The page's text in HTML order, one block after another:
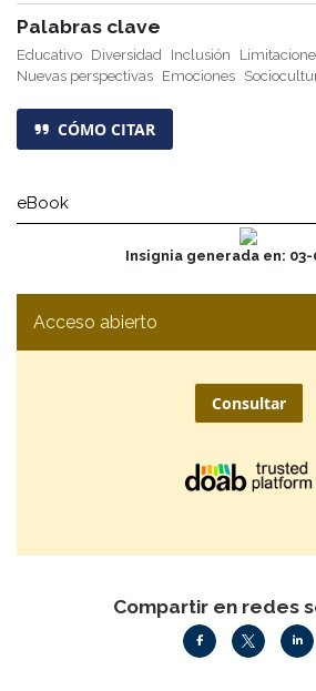
Palabras clave
Educativo Diversidad Inclusión
Nuevas perspectivas Emociones
CÓMO CITAR
eBook
Insignia generada en: 03-
Acceso abierto
Consultar
Compartir en redes